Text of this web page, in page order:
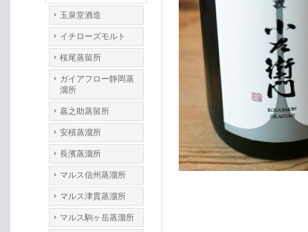
玉泉堂酒造
イチローズモルト
桜尾蒸留所
ガイアフロー静岡蒸
溜所
嘉之助蒸留所
安積蒸溜所
長濱蒸溜所
マルス信州蒸溜所
マルス津貫蒸溜所
マルス駒ヶ岳蒸溜所